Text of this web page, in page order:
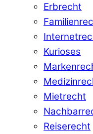
Erbrecht
Kurioses
Mietrecht
Reiserecht